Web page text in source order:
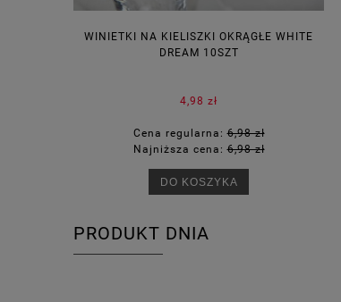
WINIETKI NA KIELISZKI OKRĄGŁE WHITE
DREAM 10SZT
4,98 zł
Cena regularna:6,98 zł
Najniższa cena:6,98 zł
DO KOSZYKA
PRODUKT DNIA